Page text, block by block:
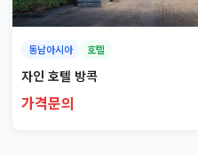
동남아시아 호텔
자인 호텔 방콕
가격문의